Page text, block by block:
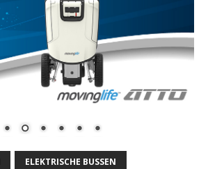
ELEKTRISCHE BUSSEN